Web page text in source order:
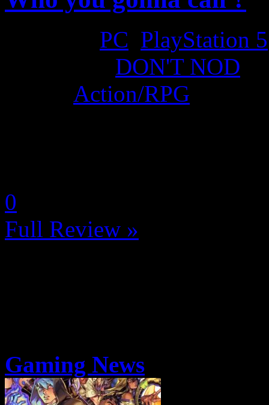
PC PlayStation 5
DON'T NOD
Action/RPG
0
Full Review »
Gaming News